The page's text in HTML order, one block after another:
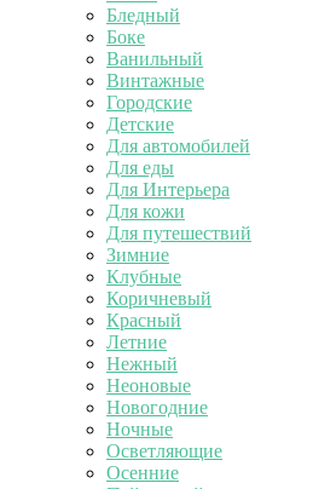
Бледный
Боке
Ванильный
Винтажные
Городские
Детские
Для автомобилей
Для еды
Для Интерьера
Для кожи
Для путешествий
Зимние
Клубные
Коричневый
Красный
Летние
Нежный
Неоновые
Новогодние
Ночные
Осветляющие
Осенние